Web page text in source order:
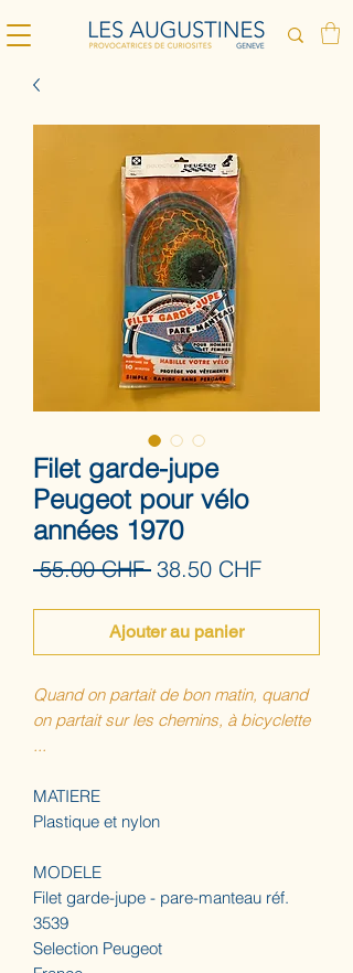
Filet garde-jupe
Peugeot pour vélo
années 1970
55.00 CHF Prix
38.50 CHFPrix
Ajouter au panier
Quand on partait de bon matin, quand
on partait sur les chemins, à bicyclette
...
MATIERE
Plastique et nylon
MODELE
Filet garde-jupe - pare-manteau réf.
3539
Selection Peugeot